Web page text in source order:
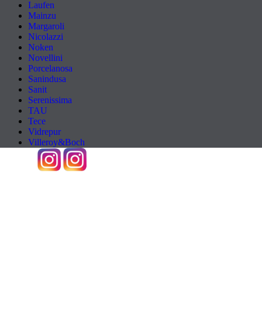
Laufen
Mainzu
Margaroli
Nicolazzi
Noken
Novellini
Porcelanosa
Sanindusa
Sanit
Serenissima
TAU
Tece
Vidrepur
Villeroy&Boch